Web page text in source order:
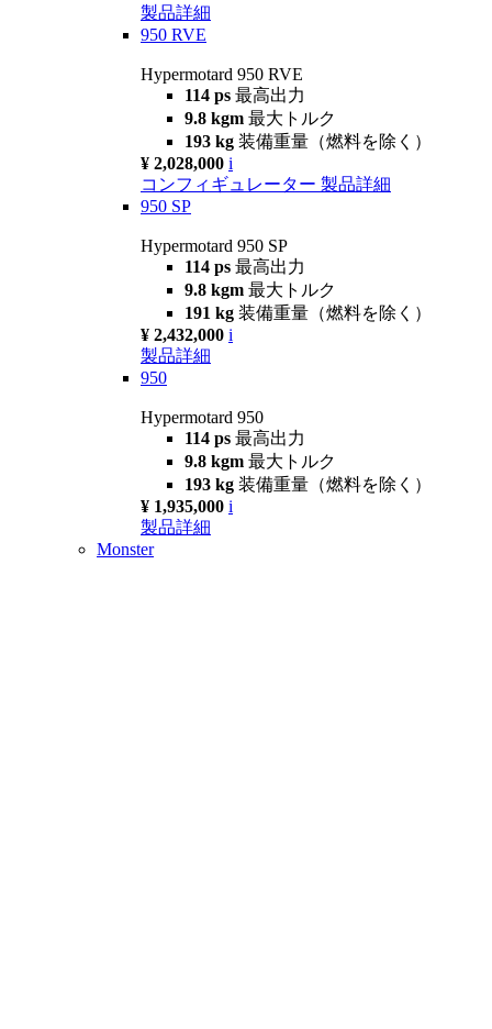
製品詳細
950 RVE
Hypermotard 950 RVE
114 ps 最高出力
9.8 kgm 最大トルク
193 kg 装備重量（燃料を除く）
¥ 2,028,000 i
コンフィギュレーター 製品詳細
950 SP
Hypermotard 950 SP
114 ps 最高出力
9.8 kgm 最大トルク
191 kg 装備重量（燃料を除く）
¥ 2,432,000 i
製品詳細
950
Hypermotard 950
114 ps 最高出力
9.8 kgm 最大トルク
193 kg 装備重量（燃料を除く）
¥ 1,935,000 i
製品詳細
Monster